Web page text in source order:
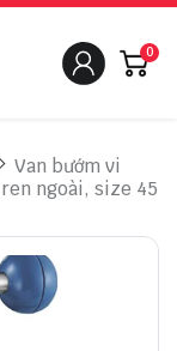
0
Van bướm vi
ngoài, size 45